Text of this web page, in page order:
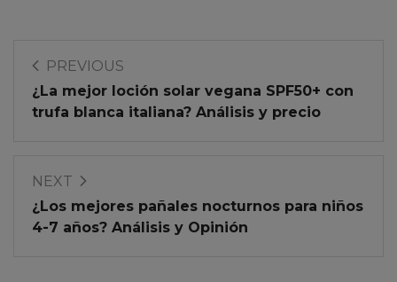
PREVIOUS
¿La mejor loción solar vegana SPF50+ con
trufa blanca italiana? Análisis y precio
NEXT
¿Los mejores pañales nocturnos para niños
4-7 años? Análisis y Opinión